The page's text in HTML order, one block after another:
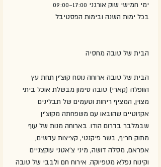
ימי חמישי שוק אורגני 09:00-17:00
בכל ימות השנה ובימות הפסטיבל
הבית של טובה מחסיה
הבית של טובה ארוחה נוסח קוצ'ין תחת עץ
הוופלה (קארי) טובה סימון מבשלת אוכל ביתי
מצוין, המציף ריחות וטעמים של תבלינים
אקזוטיים שהובאו עם משפחתה מקוצ'ין
שבמלבר בדרום הודו. בארוחה מנות של עוף
מתוק חריף, בשר פיקנטי, קציצות עדשים,
אפראם, מסלה דושה, מיני צ'אטני עוקצניים
וקינוח נפלא מטפיוקה. אירוח חם ולבבי של טובה